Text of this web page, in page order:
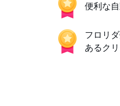
便利な
フロリ
あるク